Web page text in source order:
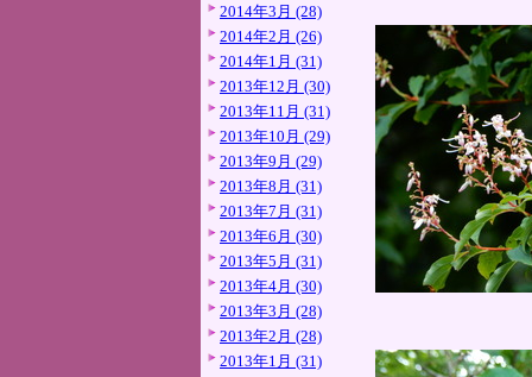
2014年3月 (28)
2014年2月 (26)
2014年1月 (31)
2013年12月 (30)
2013年11月 (31)
2013年10月 (29)
2013年9月 (29)
2013年8月 (31)
2013年7月 (31)
2013年6月 (30)
2013年5月 (31)
2013年4月 (30)
2013年3月 (28)
2013年2月 (28)
2013年1月 (31)